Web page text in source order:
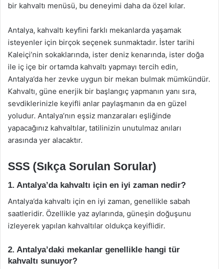
bir kahvaltı menüsü, bu deneyimi daha da özel kılar.
Antalya, kahvaltı keyfini farklı mekanlarda yaşamak
isteyenler için birçok seçenek sunmaktadır. İster tarihi
Kaleiçi’nin sokaklarında, ister deniz kenarında, ister doğa
ile iç içe bir ortamda kahvaltı yapmayı tercih edin,
Antalya’da her zevke uygun bir mekan bulmak mümkündür.
Kahvaltı, güne enerjik bir başlangıç yapmanın yanı sıra,
sevdiklerinizle keyifli anlar paylaşmanın da en güzel
yoludur. Antalya’nın eşsiz manzaraları eşliğinde
yapacağınız kahvaltılar, tatilinizin unutulmaz anıları
arasında yer alacaktır.
SSS (Sıkça Sorulan Sorular)
1. Antalya’da kahvaltı için en iyi zaman nedir?
Antalya’da kahvaltı için en iyi zaman, genellikle sabah
saatleridir. Özellikle yaz aylarında, güneşin doğuşunu
izleyerek yapılan kahvaltılar oldukça keyiflidir.
2. Antalya’daki mekanlar genellikle hangi tür
kahvaltı sunuyor?